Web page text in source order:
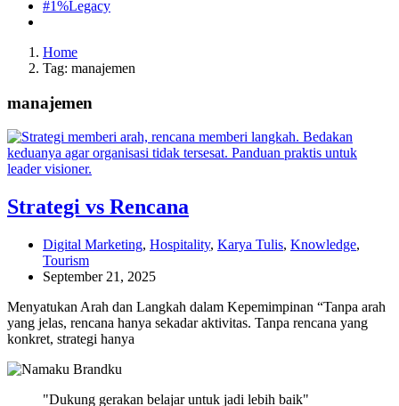
#1%Legacy
Home
Tag: manajemen
manajemen
Strategi vs Rencana
Digital Marketing, Hospitality, Karya Tulis, Knowledge,
Tourism
September 21, 2025
Menyatukan Arah dan Langkah dalam Kepemimpinan “Tanpa arah
yang jelas, rencana hanya sekadar aktivitas. Tanpa rencana yang
konkret, strategi hanya
"Dukung gerakan belajar untuk jadi lebih baik"